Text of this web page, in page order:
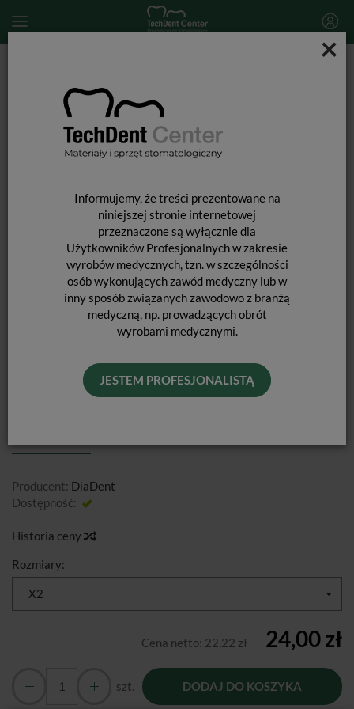
×
Informujemy, że treści prezentowane na
niniejszej stronie internetowej
przeznaczone są wyłącznie dla
Użytkowników Profesjonalnych w zakresie
wyrobów medycznych, tzn. w szczególności
osób wykonujących zawód medyczny lub w
inny sposób związanych zawodowo z branżą
medyczną, np. prowadzących obrót
wyrobami medycznymi.
JESTEM PROFESJONALISTĄ
Sączki papierowe Protaper Next Dia-Pro T Diadent / 100 szt.
SĄCZKI PAPIEROWE PROTAPER
Producent: DiaDent
Dostępność:
Historia ceny
Rozmiary:
X2
Cena netto: 22,22 zł 24,00 zł
szt. DODAJ DO KOSZYKA